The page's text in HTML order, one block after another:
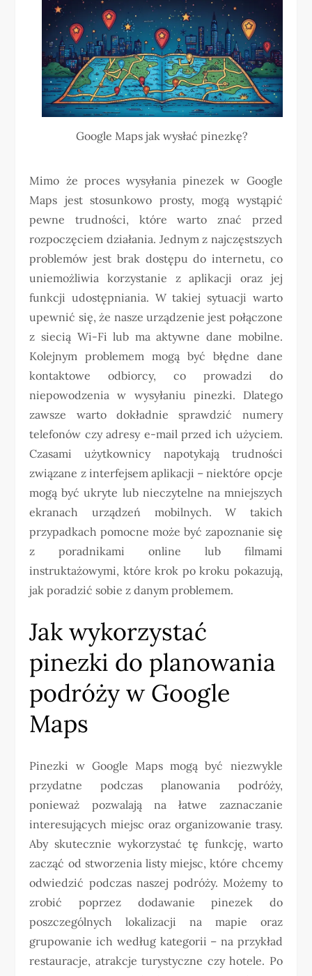
Google Maps jak wysłać pinezkę?
Mimo że proces wysyłania pinezek w Google
Maps jest stosunkowo prosty, mogą wystąpić
pewne trudności, które warto znać przed
rozpoczęciem działania. Jednym z najczęstszych
problemów jest brak dostępu do internetu, co
uniemożliwia korzystanie z aplikacji oraz jej
funkcji udostępniania. W takiej sytuacji warto
upewnić się, że nasze urządzenie jest połączone
z siecią Wi-Fi lub ma aktywne dane mobilne.
Kolejnym problemem mogą być błędne dane
kontaktowe odbiorcy, co prowadzi do
niepowodzenia w wysyłaniu pinezki. Dlatego
zawsze warto dokładnie sprawdzić numery
telefonów czy adresy e-mail przed ich użyciem.
Czasami użytkownicy napotykają trudności
związane z interfejsem aplikacji – niektóre opcje
mogą być ukryte lub nieczytelne na mniejszych
ekranach urządzeń mobilnych. W takich
przypadkach pomocne może być zapoznanie się
z poradnikami online lub filmami
instruktażowymi, które krok po kroku pokazują,
jak poradzić sobie z danym problemem.
Jak wykorzystać
pinezki do planowania
podróży w Google
Maps
Pinezki w Google Maps mogą być niezwykle
przydatne podczas planowania podróży,
ponieważ pozwalają na łatwe zaznaczanie
interesujących miejsc oraz organizowanie trasy.
Aby skutecznie wykorzystać tę funkcję, warto
zacząć od stworzenia listy miejsc, które chcemy
odwiedzić podczas naszej podróży. Możemy to
zrobić poprzez dodawanie pinezek do
poszczególnych lokalizacji na mapie oraz
grupowanie ich według kategorii – na przykład
restauracje, atrakcje turystyczne czy hotele. Po